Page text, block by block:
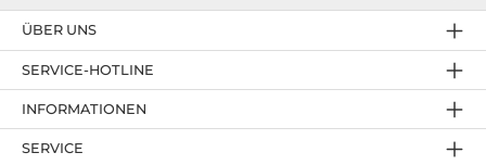
SERVICE-HOTLINE
ÜBER UNS
INFORMATIONEN
SERVICE